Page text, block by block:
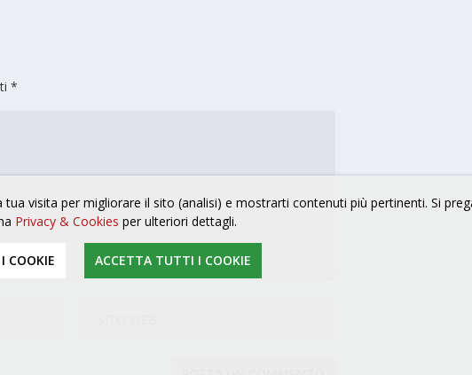
*
visita per migliorare il sito (analisi) e mostrarti contenuti più pertinenti. Si
Privacy & Cookies per ulteriori dettagli.
COOKIE ACCETTA TUTTI I COOKIE